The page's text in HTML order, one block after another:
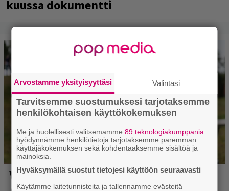
kuussa dokumentti
Arvostamme yksityisyyttäsi Valintasi
Tarvitsemme suostumuksesi tarjotaksemme
henkilökohtaisen käyttökokemuksen
Me ja huolellisesti valitsemamme89 teknologiakumppania
hyödynnämme henkilötietoja tarjotaksemme paremman
käyttäjäkokemuksen sekä kohdentaaksemme sisältöä ja
mainoksia.
Hyväksymällä suostut tietojesi käyttöön seuraavasti
Käytämme laitetunnisteita ja tallennamme evästeitä